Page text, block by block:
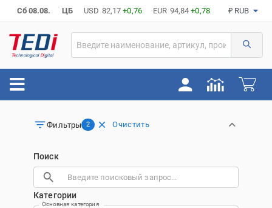
Сб 08.08. ЦБ USD 82,17 +0,76 EUR 94,84 +0,78 ₽ RUB
Фильтры 2 Очистить
Поиск
Категории
Основная категория